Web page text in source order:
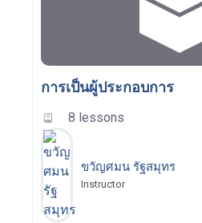
การเป็นผู้ประกอบการ
8 lessons
ขวัญศมน รัฐสมุทร
Instructor